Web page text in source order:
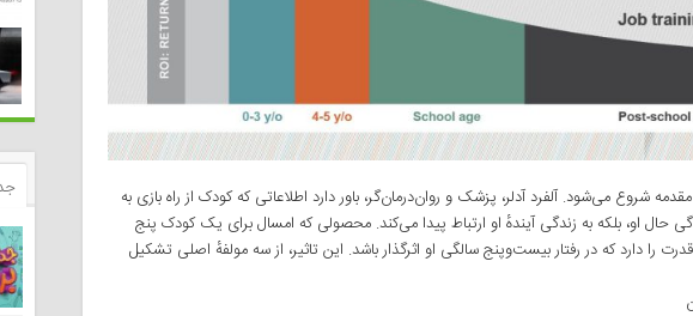
شروع می‌شود. آلفرد آدلر، پزشک و روان‌درمان‌گر، باور دارد اطلاعاتی که کودک از راه بازی به
حال او، بلکه به زندگی آیندهٔ او ارتباط پیدا می‌کند. محصولی که امسال برای یک کودک پنج
را دارد که در رفتار بیست‌وپنج سالگی او اثرگذار باشد. این تاثیر، از سه مولفهٔ اصلی تشکیل